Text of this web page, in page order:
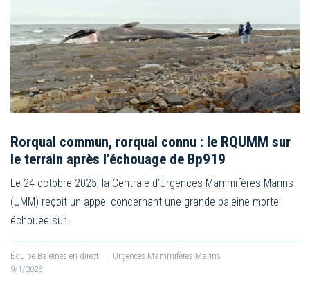
Rorqual commun, rorqual connu : le RQUMM sur
le terrain après l’échouage de Bp919
Le 24 octobre 2025, la Centrale d’Urgences Mammifères Marins
(UMM) reçoit un appel concernant une grande baleine morte
échouée sur…
Équipe Baleines en direct | Urgences Mammifères Marins
9/1/2026